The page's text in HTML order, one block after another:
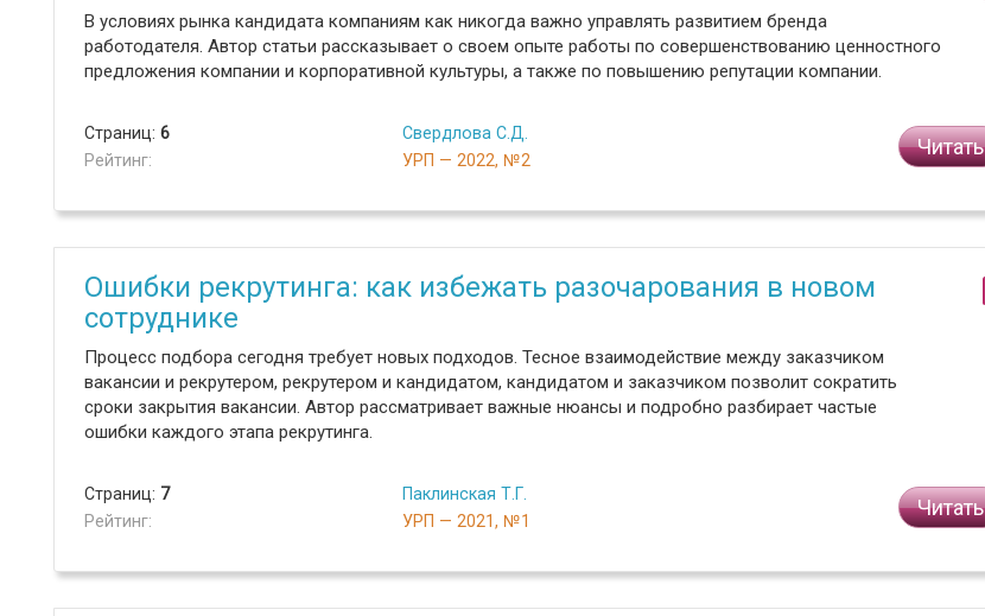
В условиях рынка кандидата компаниям как никогда важно управлять развитием бренда
работодателя. Автор статьи рассказывает о своем опыте работы по совершенствованию ценностного
предложения компании и корпоративной культуры, а также по повышению репутации компании.
Страниц: 6
Рейтинг:
Свердлова С.Д.
УРП — 2022, №2
Читать
Ошибки рекрутинга: как избежать разочарования в новом
сотруднике
Процесс подбора сегодня требует новых подходов. Тесное взаимодействие между заказчиком
вакансии и рекрутером, рекрутером и кандидатом, кандидатом и заказчиком позволит сократить
сроки закрытия вакансии. Автор рассматривает важные нюансы и подробно разбирает частые
ошибки каждого этапа рекрутинга.
Страниц: 7
Рейтинг:
Паклинская Т.Г.
УРП — 2021, №1
Читать